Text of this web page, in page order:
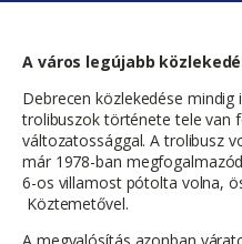
A város legújabb
Debrecen közlekedése
trolibuszok története tele van
változatossággal. A trolibusz
már 1978-ban
6-os villamost pótolta volna,
Köztemetővel.